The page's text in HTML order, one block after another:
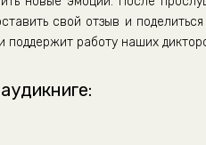
свой отзыв и
работу наших